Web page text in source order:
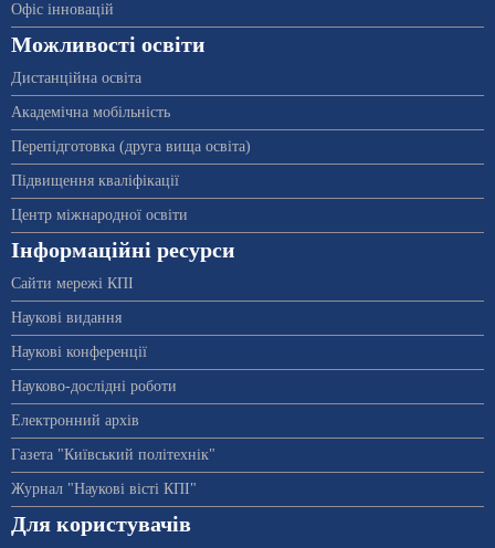
Офіс інновацій
Можливості освіти
Дистанційна освіта
Академічна мобільність
Перепідготовка (друга вища освіта)
Підвищення кваліфікації
Центр міжнародної освіти
Інформаційні ресурси
Сайти мережі КПІ
Наукові видання
Наукові конференції
Науково-дослідні роботи
Електронний архів
Газета "Київський політехнік"
Журнал "Наукові вісті КПІ"
Для користувачів